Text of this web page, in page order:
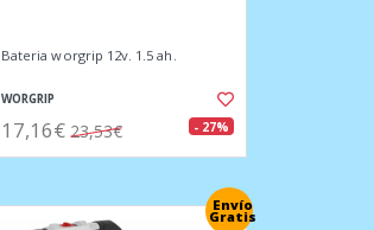
Bateria worgrip 12v. 1.5 ah.
WORGRIP
17,16€ 23,53€ - 27%
Envío
Gratis